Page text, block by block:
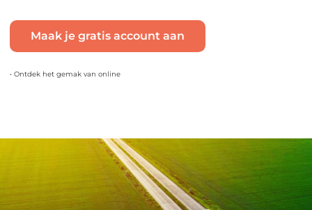
Maak je gratis account aan
• Ontdek het gemak van online